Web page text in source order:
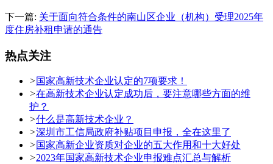
下一篇: 关于面向符合条件的南山区企业（机构）受理2025年
度住房补租申请的通告
热点关注
>国家高新技术企业认定的7项要求！
>在高新技术企业认定成功后，要注意哪些方面的维
护？
>什么是高新技术企业？
>深圳市工信局政府补贴项目申报，全在这里了
>国家高新企业资质对企业的五大作用和十大好处
>2023年国家高新技术企业申报难点汇总与解析